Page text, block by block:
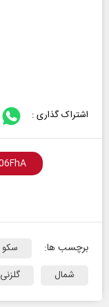
اشتراک گذاری :
برچسب ها: سکو
شمال
گلزنی